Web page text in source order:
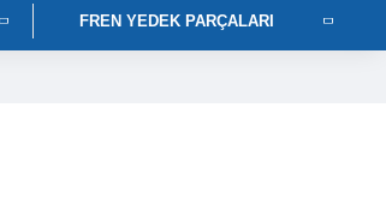
FREN YEDEK PARÇALARI